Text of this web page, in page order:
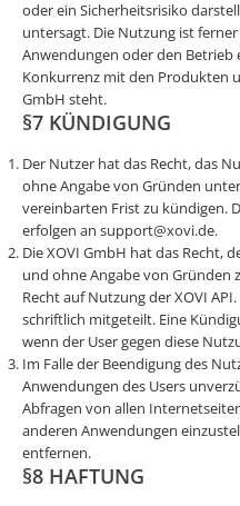
oder ein Sicherheitsrisiko
untersagt. Die Nutzung ist
Anwendungen oder den Betrieb
Konkurrenz mit den Produkten
GmbH steht.
§7 KÜNDIGUNG
Der Nutzer hat das Recht, das
ohne Angabe von Gründen
vereinbarten Frist zu kündigen.
erfolgen an support@xovi.de.
Die XOVI GmbH hat das Recht,
und ohne Angabe von Gründen
Recht auf Nutzung der XOVI
schriftlich mitgeteilt. Eine
wenn der User gegen diese
Im Falle der Beendigung des
Anwendungen des Users
Abfragen von allen
anderen Anwendungen
entfernen.
§8 HAFTUNG